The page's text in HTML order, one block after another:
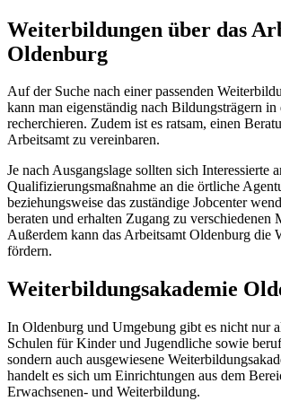
Weiterbildungen über das
Oldenburg
Auf der Suche nach einer passenden
kann man eigenständig nach Bildungsträgern in
recherchieren. Zudem ist es ratsam, einen
Arbeitsamt zu vereinbaren.
Je nach Ausgangslage sollten sich Interessierte
Qualifizierungsmaßnahme an die örtliche
beziehungsweise das zuständige Jobcenter
beraten und erhalten Zugang zu verschiedenen
Außerdem kann das Arbeitsamt Oldenburg die
fördern.
Weiterbildungsakademie
In Oldenburg und Umgebung gibt es nicht nur
Schulen für Kinder und Jugendliche sowie
sondern auch ausgewiesene
handelt es sich um Einrichtungen aus dem
Erwachsenen- und Weiterbildung.